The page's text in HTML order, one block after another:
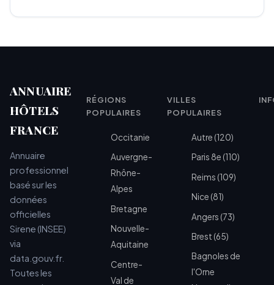
ANNUAIRE
HÔTELS
FRANCE
Annuaire
professionnel
basé sur les
données
officielles
Sirene (INSEE)
via
data.gouv.fr.
Toutes les
RÉGIONS
POPULAIRES
Occitanie
Auvergne-
Rhône-
Alpes
Bretagne
Nouvelle-
Aquitaine
Centre-
Val de
VILLES
POPULAIRES
Autre (120)
Paris 8e (110)
Reims (109)
Nice (81)
Angers (73)
Brest (65)
Bagnoles de
l'Orne